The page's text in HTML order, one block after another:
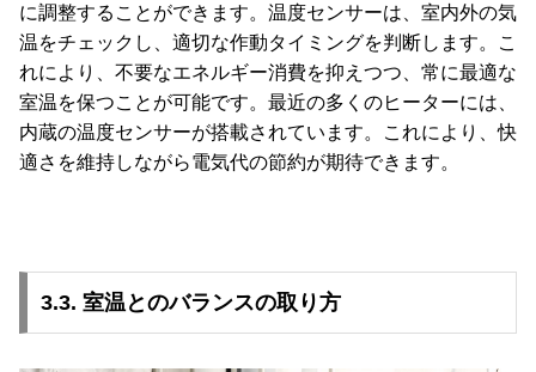
に調整することができます。温度センサーは、室内外の気
温をチェックし、適切な作動タイミングを判断します。こ
れにより、不要なエネルギー消費を抑えつつ、常に最適な
室温を保つことが可能です。最近の多くのヒーターには、
内蔵の温度センサーが搭載されています。これにより、快
適さを維持しながら電気代の節約が期待できます。
3.3. 室温とのバランスの取り方